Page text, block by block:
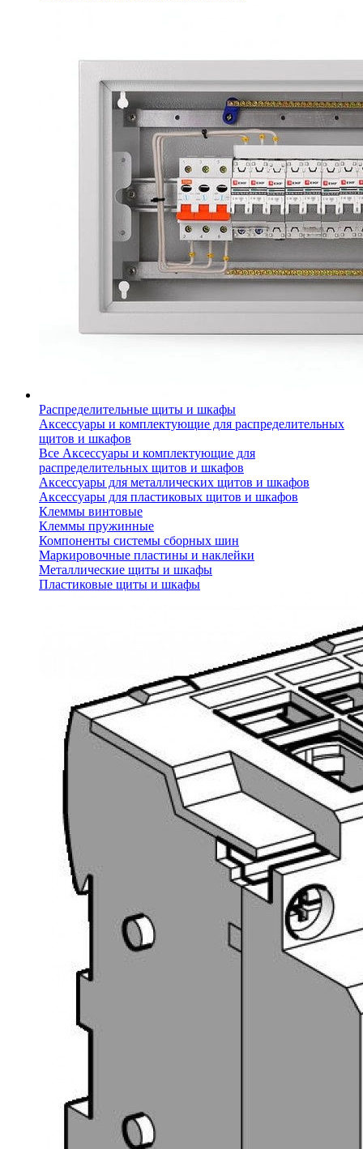
Распределительные щиты и шкафы
Аксессуары и комплектующие для распределительных
щитов и шкафов
Все Аксессуары и комплектующие для
распределительных щитов и шкафов
Аксессуары для металлических щитов и шкафов
Аксессуары для пластиковых щитов и шкафов
Клеммы винтовые
Клеммы пружинные
Компоненты системы сборных шин
Маркировочные пластины и наклейки
Металлические щиты и шкафы
Пластиковые щиты и шкафы